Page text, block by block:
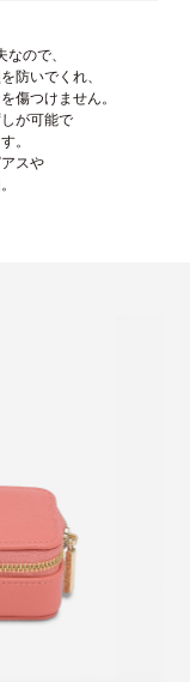
ので、
防いでくれ、
傷つけません。
が可能で
。
スや